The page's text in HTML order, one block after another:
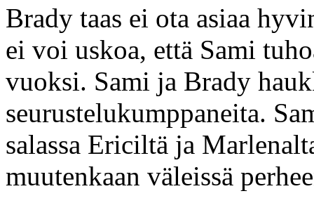
Brady taas ei ota asiaa
ei voi uskoa, että Sami
vuoksi. Sami ja Brady
seurustelukumppaneita.
salassa Ericiltä ja
muutenkaan väleissä